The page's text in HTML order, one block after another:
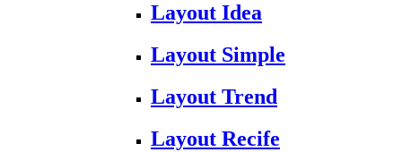
Layout Idea
Layout Simple
Layout Trend
Layout Recife